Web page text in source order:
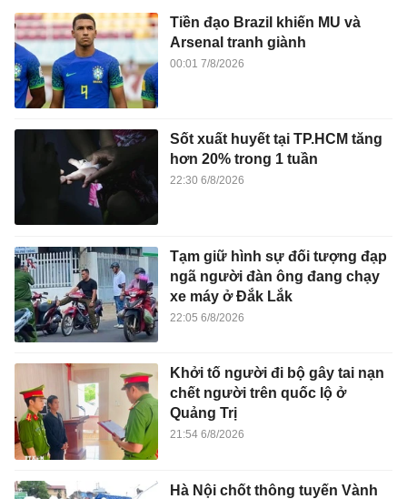
Tiền đạo Brazil khiến MU và
Arsenal tranh giành
00:01 7/8/2026
Sốt xuất huyết tại TP.HCM tăng
hơn 20% trong 1 tuần
22:30 6/8/2026
Tạm giữ hình sự đối tượng đạp
ngã người đàn ông đang chạy
xe máy ở Đắk Lắk
22:05 6/8/2026
Khởi tố người đi bộ gây tai nạn
chết người trên quốc lộ ở
Quảng Trị
21:54 6/8/2026
Hà Nội chốt thông tuyến Vành